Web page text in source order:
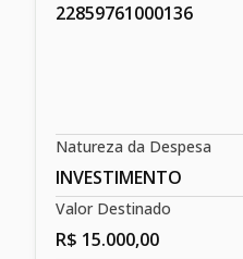
22859761000136
Natureza da Despesa
INVESTIMENTO
Valor Destinado
R$ 15.000,00